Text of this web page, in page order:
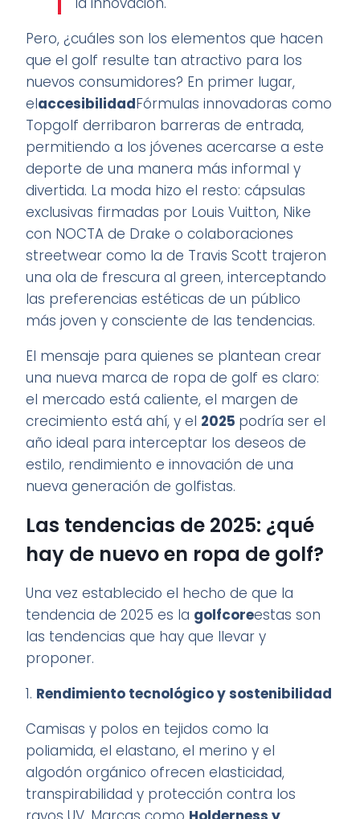
Pero, ¿cuáles son los elementos que hacen
que el golf resulte tan atractivo para los
nuevos consumidores? En primer lugar,
elaccesibilidadFórmulas innovadoras como
Topgolf derribaron barreras de entrada,
permitiendo a los jóvenes acercarse a este
deporte de una manera más informal y
divertida. La moda hizo el resto: cápsulas
exclusivas firmadas por Louis Vuitton, Nike
con NOCTA de Drake o colaboraciones
streetwear como la de Travis Scott trajeron
una ola de frescura al green, interceptando
las preferencias estéticas de un público
más joven y consciente de las tendencias.
El mensaje para quienes se plantean crear
una nueva marca de ropa de golf es claro:
el mercado está caliente, el margen de
crecimiento está ahí, y el 2025 podría ser el
año ideal para interceptar los deseos de
estilo, rendimiento e innovación de una
nueva generación de golfistas.
Las tendencias de 2025: ¿qué
hay de nuevo en ropa de golf?
Una vez establecido el hecho de que la
tendencia de 2025 es la golfcoreestas son
las tendencias que hay que llevar y
proponer.
1. Rendimiento tecnológico y sostenibilidad
Camisas y polos en tejidos como la
poliamida, el elastano, el merino y el
algodón orgánico ofrecen elasticidad,
transpirabilidad y protección contra los